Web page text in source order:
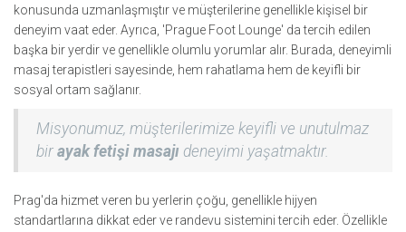
konusunda uzmanlaşmıştır ve müşterilerine genellikle kişisel bir
deneyim vaat eder. Ayrıca, 'Prague Foot Lounge' da tercih edilen
başka bir yerdir ve genellikle olumlu yorumlar alır. Burada, deneyimli
masaj terapistleri sayesinde, hem rahatlama hem de keyifli bir
sosyal ortam sağlanır.
Misyonumuz, müşterilerimize keyifli ve unutulmaz
bir ayak fetişi masajı deneyimi yaşatmaktır.
Prag'da hizmet veren bu yerlerin çoğu, genellikle hijyen
standartlarına dikkat eder ve randevu sistemini tercih eder. Özellikle